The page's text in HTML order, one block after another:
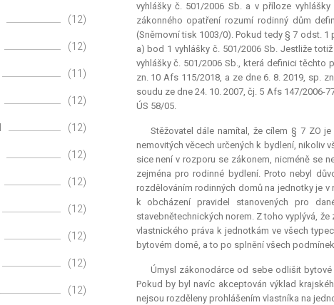
vyhlášky č. 501/2006 Sb. a v příloze
zákonného opatření rozumí rodinný dům
(Sněmovní tisk 1003/0). Pokud tedy § 7 odst.
a) bod 1 vyhlášky č. 501/2006 Sb. Jestliže
vyhlášky č. 501/2006 Sb., která definici těchto
zn. 10 Afs 115/2018, a ze dne 6. 8. 2019, sp.
soudu ze dne 24. 10. 2007, čj. 5 Afs 147/2006-
ÚS 58/05.
Stěžovatel dále namítal, že cílem § 7 ZO
nemovitých věcech určených k bydlení, nikoliv
sice není v rozporu se zákonem, nicméně se
zejména pro rodinné bydlení. Proto nebyl
rozdělováním rodinných domů na jednotky je
k obcházení pravidel stanovených pro
stavebnětechnických norem. Z toho vyplývá,
vlastnického práva k jednotkám ve všech
bytovém domě, a to po splnění všech
Úmysl zákonodárce od sebe odlišit
Pokud by byl navíc akceptován výklad
nejsou rozděleny prohlášením vlastníka na
(12)
(12)
(11)
(12)
(12)
(12)
(12)
(12)
(12)
(12)
(12)